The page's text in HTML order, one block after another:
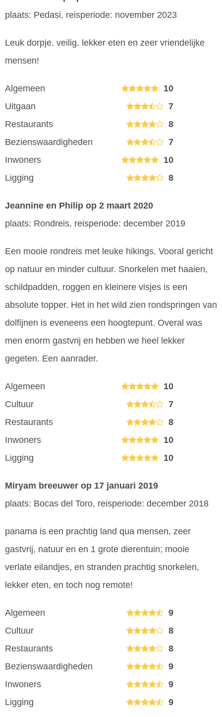
plaats: Pedasi, reisperiode: november 2023
Leuk dorpje. veilig. lekker eten en zeer vriendelijke
mensen!
Algemeen
10
Uitgaan
7
Restaurants
8
Bezienswaardigheden
7
Inwoners
10
Ligging
8
Jeannine en Philip op 2 maart 2020
plaats: Rondreis, reisperiode: december 2019
Een mooie rondreis met leuke hikings. Vooral gericht
op natuur en minder cultuur. Snorkelen met haaien,
schildpadden, roggen en kleinere visjes is een
absolute topper. Het in het wild zien rondspringen van
dolfijnen is eveneens een hoogtepunt. Overal was
men enorm gastvrij en hebben we heel lekker
gegeten. Een aanrader.
Algemeen
10
Cultuur
7
Restaurants
8
Inwoners
10
Ligging
10
Miryam breeuwer op 17 januari 2019
plaats: Bocas del Toro, reisperiode: december 2018
panama is een prachtig land qua mensen, zeer
gastvrij, natuur en en 1 grote dierentuin; mooie
verlate eilandjes, en stranden prachtig snorkelen,
lekker eten, en toch nog remote!
Algemeen
9
Cultuur
8
Restaurants
8
Bezienswaardigheden
9
Inwoners
9
Ligging
9